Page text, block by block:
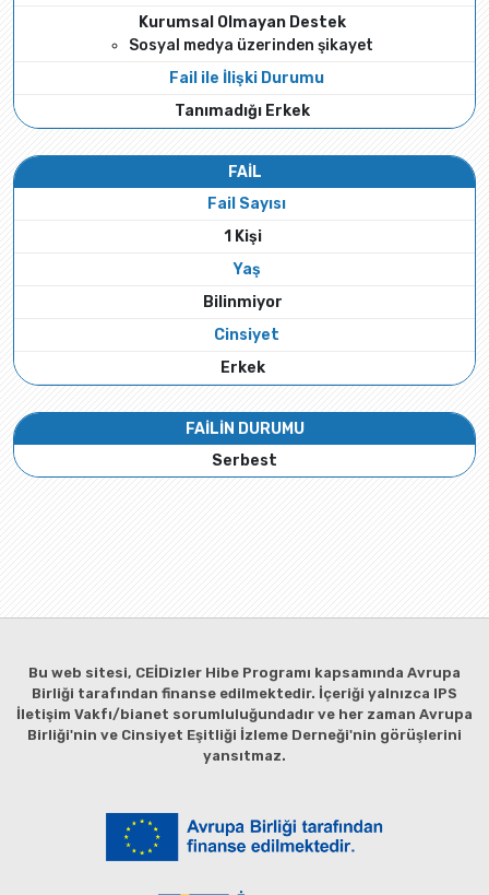
Kurumsal Olmayan Destek
Sosyal medya üzerinden şikayet
Fail ile İlişki Durumu
Tanımadığı Erkek
FAİL
Fail Sayısı
1 Kişi
Yaş
Bilinmiyor
Cinsiyet
Erkek
FAİLİN DURUMU
Serbest
Bu web sitesi, CEİDizler Hibe Programı kapsamında Avrupa
Birliği tarafından finanse edilmektedir. İçeriği yalnızca IPS
İletişim Vakfı/bianet sorumluluğundadır ve her zaman Avrupa
Birliği'nin ve Cinsiyet Eşitliği İzleme Derneği'nin görüşlerini
yansıtmaz.